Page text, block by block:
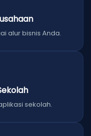
alur bisnis Anda.
sekolah.